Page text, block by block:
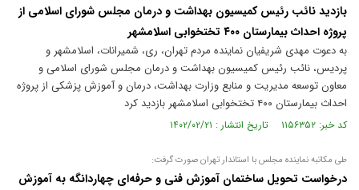
بازدید نائب رئیس کمیسیون بهداشت و درمان مجلس شورای اسلامی از
پروژه احداث بیمارستان ۴۰۰ تختخوابی اسلامشهر
به دعوت مهدی شریفیان نماینده مردم تهران، ری، شمیرانات، اسلامشهر و
پردیس، نائب رئیس کمیسیون بهداشت و درمان مجلس شورای اسلامی و
معاون توسعه مدیریت و منابع وزارت بهداشت، درمان و آموزش پزشکی از پروژه
احداث بیمارستان ۴۰۰ تختخوابی اسلامشهر بازدید کرد
کد خبر: ۱۱۵۶۳۵۲ تاریخ انتشار : ۱۴۰۲/۰۲/۲۱
طی مکاتبه نماینده مجلس با استاندار تهران صورت گرفت:
درخواست تحویل ساختمان آموزش فنی و حرفه‌ای چهاردانگه به آموزش